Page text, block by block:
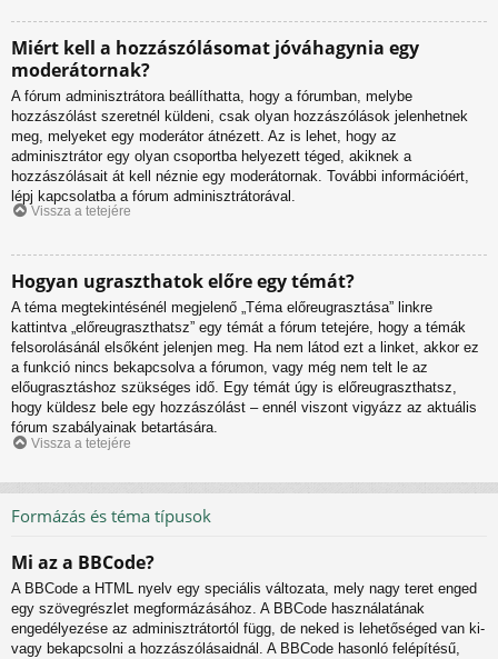
Miért kell a hozzászólásomat jóváhagynia egy
moderátornak?
A fórum adminisztrátora beállíthatta, hogy a fórumban, melybe
hozzászólást szeretnél küldeni, csak olyan hozzászólások jelenhetnek
meg, melyeket egy moderátor átnézett. Az is lehet, hogy az
adminisztrátor egy olyan csoportba helyezett téged, akiknek a
hozzászólásait át kell néznie egy moderátornak. További információért,
lépj kapcsolatba a fórum adminisztrátorával.
Vissza a tetejére
Hogyan ugraszthatok előre egy témát?
A téma megtekintésénél megjelenő „Téma előreugrasztása” linkre
kattintva „előreugraszthatsz” egy témát a fórum tetejére, hogy a témák
felsorolásánál elsőként jelenjen meg. Ha nem látod ezt a linket, akkor ez
a funkció nincs bekapcsolva a fórumon, vagy még nem telt le az
előugrasztáshoz szükséges idő. Egy témát úgy is előreugraszthatsz,
hogy küldesz bele egy hozzászólást – ennél viszont vigyázz az aktuális
fórum szabályainak betartására.
Vissza a tetejére
Formázás és téma típusok
Mi az a BBCode?
A BBCode a HTML nyelv egy speciális változata, mely nagy teret enged
egy szövegrészlet megformázásához. A BBCode használatának
engedélyezése az adminisztrátortól függ, de neked is lehetőséged van ki-
vagy bekapcsolni a hozzászólásaidnál. A BBCode hasonló felépítésű,